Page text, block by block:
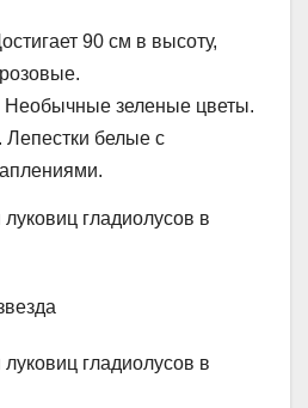
90 см в высоту,
Необычные зеленые цветы.
. Лепестки белые с